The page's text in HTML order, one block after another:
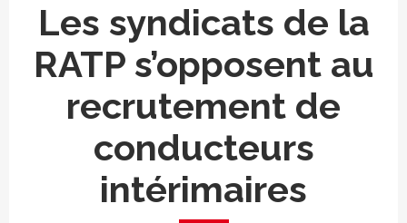
Les syndicats de la
RATP s’opposent au
recrutement de
conducteurs
intérimaires